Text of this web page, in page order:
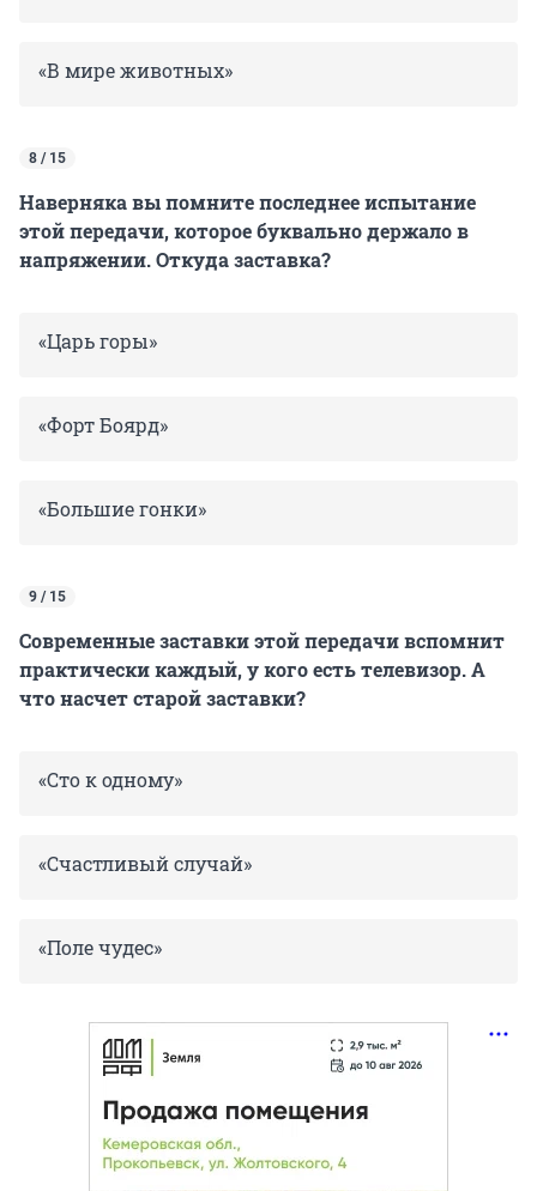
«В мире животных»
8 / 15
Наверняка вы помните последнее испытание
этой передачи, которое буквально держало в
напряжении. Откуда заставка?
«Царь горы»
«Форт Боярд»
«Большие гонки»
9 / 15
Современные заставки этой передачи вспомнит
практически каждый, у кого есть телевизор. А
что насчет старой заставки?
«Сто к одному»
«Счастливый случай»
«Поле чудес»